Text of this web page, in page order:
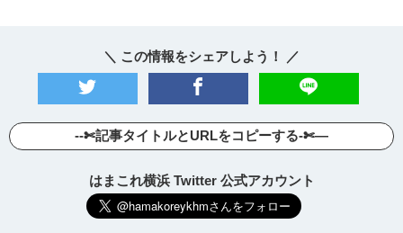
＼ この情報をシェアしよう！ ／
--✄記事タイトルとURLをコピーする-✄—
はまこれ横浜 Twitter 公式アカウント